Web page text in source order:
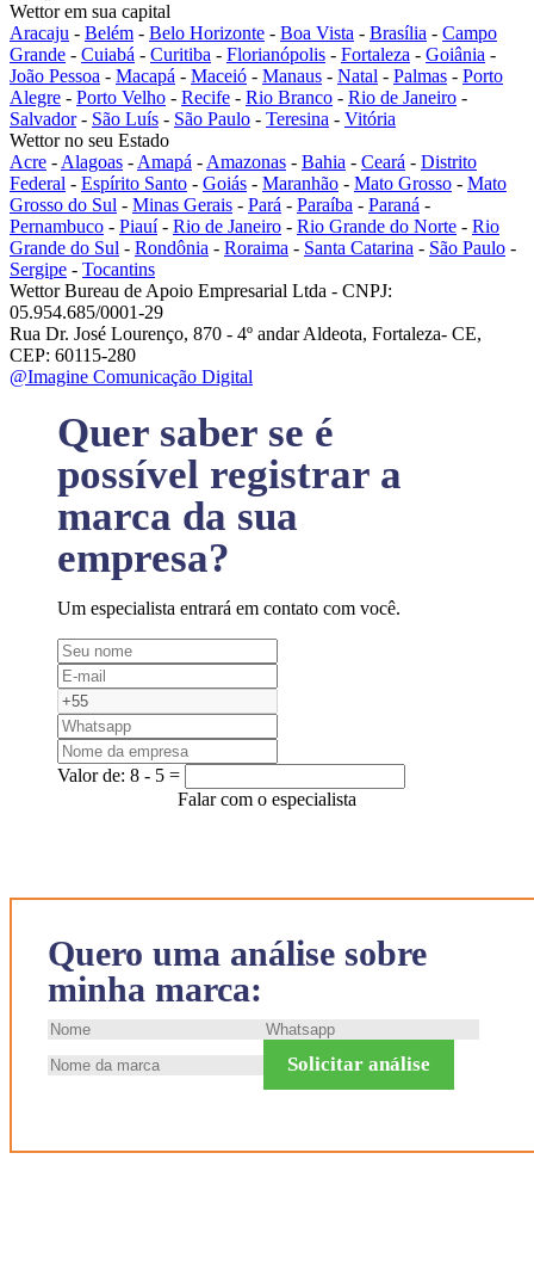
Quero uma análise sobre
minha marca:
Solicitar análise
Wettor em sua capital
Aracaju - Belém - Belo Horizonte - Boa Vista - Brasília - Campo
Grande - Cuiabá - Curitiba - Florianópolis - Fortaleza - Goiânia -
João Pessoa - Macapá - Maceió - Manaus - Natal - Palmas - Porto
Alegre - Porto Velho - Recife - Rio Branco - Rio de Janeiro -
Salvador- São Luís - São Paulo - Teresina - Vitória
Wettor no seu Estado
Acre - Alagoas - Amapá - Amazonas - Bahia - Ceará - Distrito
Federal - Espírito Santo - Goiás - Maranhão - Mato Grosso - Mato
Grosso do Sul - Minas Gerais - Pará - Paraíba - Paraná -
Pernambuco - Piauí- Rio de Janeiro - Rio Grande do Norte - Rio
Grande do Sul - Rondônia - Roraima - Santa Catarina - São Paulo -
Sergipe - Tocantins
Wettor Bureau de Apoio Empresarial Ltda - CNPJ:
05.954.685/0001-29
Rua Dr. José Lourenço, 870 - 4º andar Aldeota, Fortaleza- CE,
CEP: 60115-280
@Imagine Comunicação Digital
Quer saber se é
possível registrar a
marca da sua
empresa?
Um especialista entrará em contato com você.
Valor de: 8 - 5 =
Falar com o especialista